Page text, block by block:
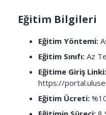
Eğitim Bilgileri
Eğitim Yöntemi:
Eğitim Sınıfı: Az
Eğitime Giriş Linki:
https://
Eğitim Ücreti: